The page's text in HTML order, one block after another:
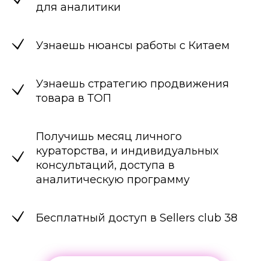
для аналитики
Узнаешь нюансы работы с Китаем
Узнаешь стратегию продвижения
товара в ТОП
Получишь месяц личного
кураторства, и индивидуальных
консультаций, доступа в
аналитическую программу
Бесплатный доступ в Sellers club 38